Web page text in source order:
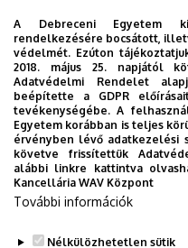
2026. augusztus 7.
Univerzum: A
titkos receptjei
KUTATÁS TUDOMÁNY
A Debreceni Egyetem
rendelkezésére bocsátott,
védelmét. Ezúton
2018. május 25. napjától
Adatvédelmi Rendelet
beépítette a GDPR
tevékenységébe. A
Egyetem korábban is teljes
érvényben lévő adatkezelési
követve frissítettük
alábbi linkre kattintva
Kancellária WAV Központ
További információk
Nélkülözhetetlen sütik